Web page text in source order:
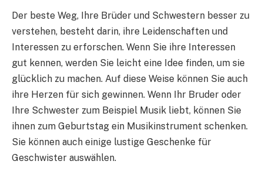
Der beste Weg, Ihre Brüder und Schwestern besser zu
verstehen, besteht darin, ihre Leidenschaften und
Interessen zu erforschen. Wenn Sie ihre Interessen
gut kennen, werden Sie leicht eine Idee finden, um sie
glücklich zu machen. Auf diese Weise können Sie auch
ihre Herzen für sich gewinnen. Wenn Ihr Bruder oder
Ihre Schwester zum Beispiel Musik liebt, können Sie
ihnen zum Geburtstag ein Musikinstrument schenken.
Sie können auch einige lustige Geschenke für
Geschwister auswählen.